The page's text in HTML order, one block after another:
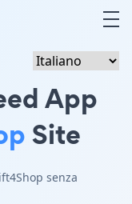
App
Site
senza